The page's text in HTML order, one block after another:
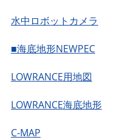
水中ロボットカメラ
■海底地形NEWPEC
LOWRANCE用地図
LOWRANCE海底地形
C-MAP